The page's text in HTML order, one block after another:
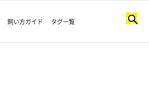
飼い方ガイド タグ一覧